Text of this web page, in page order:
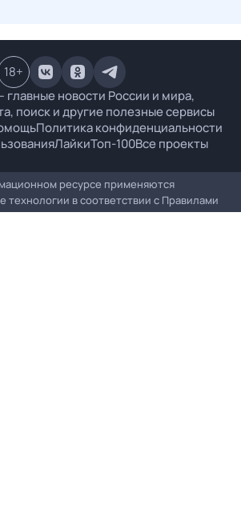
новости России и мира,
поиск и другие полезные сервисы
Политика конфиденциальности
ЛайкиТоп-100Все проекты
18+
ресурсе применяются
технологии в соответствии с Правилами